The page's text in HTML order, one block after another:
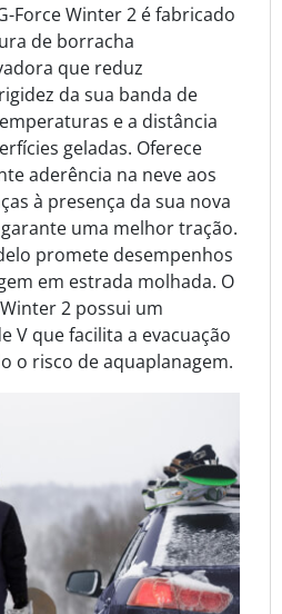
Force Winter 2 é fabricado
de borracha
que reduz
da sua banda de
e a distância
geladas. Oferece
aderência na neve aos
à presença da sua nova
uma melhor tração.
promete desempenhos
em estrada molhada. O
2 possui um
V que facilita a evacuação
o risco de aquaplanagem.